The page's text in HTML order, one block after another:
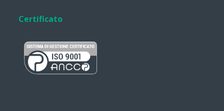
Certificato